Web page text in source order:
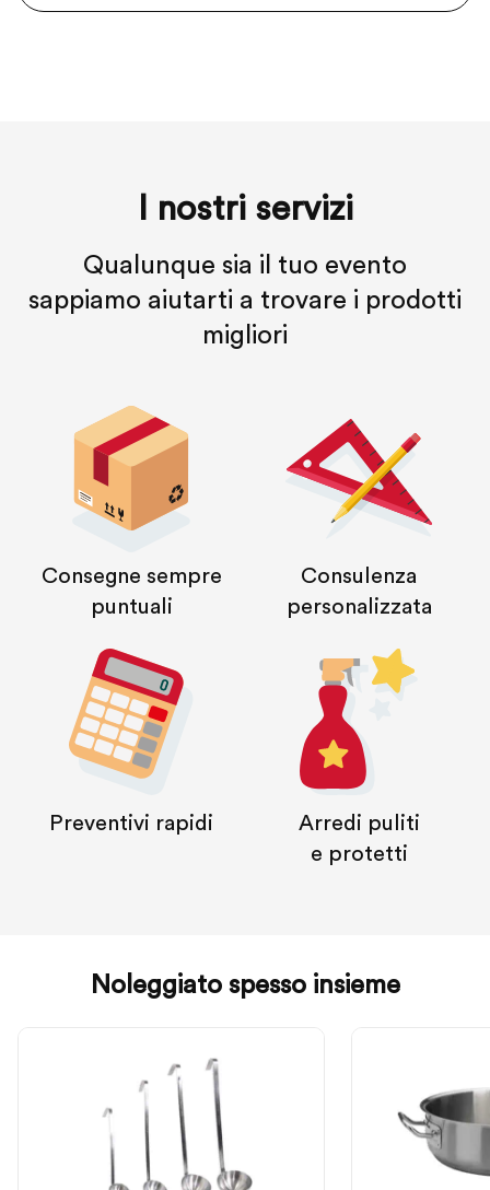
I nostri servizi
Qualunque sia il tuo evento
sappiamo aiutarti a trovare i prodotti
migliori
Consegne sempre
puntuali
Consulenza
personalizzata
Preventivi rapidi
Arredi puliti
e protetti
Noleggiato spesso insieme